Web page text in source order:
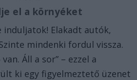
el a környéket
induljatok! Elakadt autók,
mindenki fordul vissza.
Áll a sor” – ezzel a
ki egy figyelmeztető üzenet